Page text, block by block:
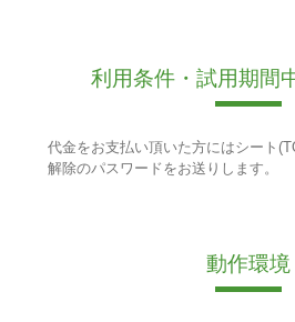
利用条件・試用期間
代金をお支払い頂いた方にはシート
解除のパスワードをお送りします。
動作環境